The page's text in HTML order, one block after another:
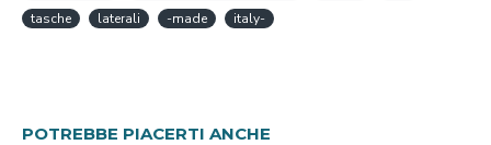
tasche
laterali -made italy-
POTREBBE PIACERTI ANCHE